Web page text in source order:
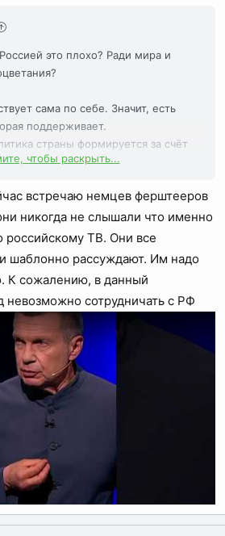
это плохо? Ради мира и
сама по себе. Значит, есть
поддерживает.
страны формируется за счёт
в противоречиях и разве наличие
чтобы раскрыть...
встречаю немцев ферштееров
никогда не слышали что именно
российскому ТВ. Они все
шаблонно рассуждают. Им надо
К сожалению, в данный
невозможно сотрудничать с РФ